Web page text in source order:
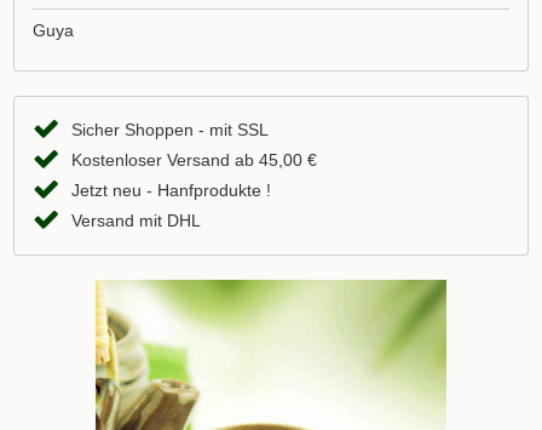
Guya
Sicher Shoppen - mit SSL
Kostenloser Versand ab 45,00 €
Jetzt neu - Hanfprodukte !
Versand mit DHL